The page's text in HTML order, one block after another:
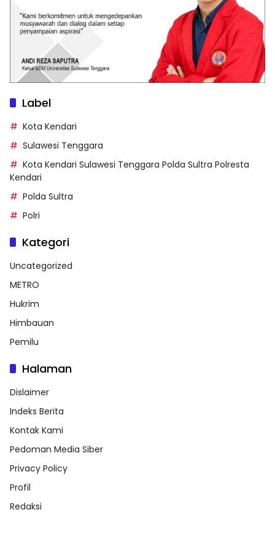
Label
Kota Kendari
Sulawesi Tenggara
Kota Kendari Sulawesi Tenggara Polda Sultra Polresta
Kendari
Polda Sultra
Polri
Kategori
Uncategorized
METRO
Hukrim
Himbauan
Pemilu
Halaman
Dislaimer
Indeks Berita
Kontak Kami
Pedoman Media Siber
Privacy Policy
Profil
Redaksi